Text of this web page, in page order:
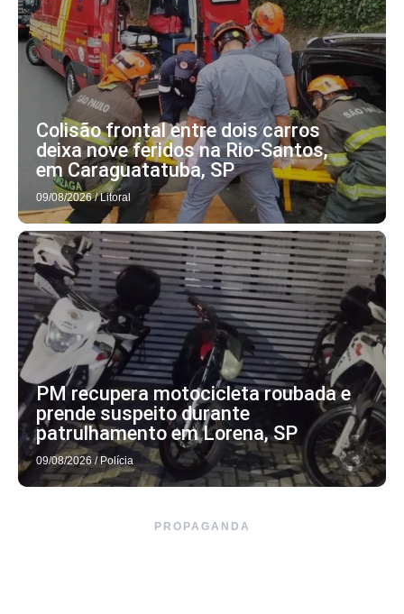
Colisão frontal entre dois carros
deixa nove feridos na Rio-Santos,
em Caraguatatuba, SP
09/08/2026 / Litoral
PM recupera motocicleta roubada e
prende suspeito durante
patrulhamento em Lorena, SP
09/08/2026 / Polícia
PROPAGANDA